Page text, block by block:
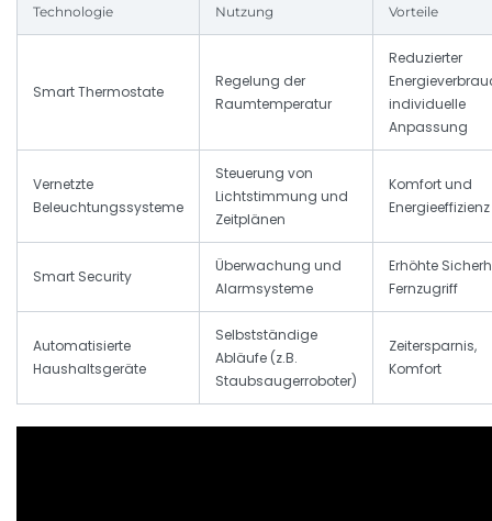
Technologie Nutzung Vorteile
Smart Thermostate
Regelung der
Raumtemperatur
Reduzierter
individuelle
Anpassung
Vernetzte
Beleuchtungssysteme
Steuerung von
Lichtstimmung und
Zeitplänen
Komfort und
Energieeffizienz
Smart Security
Überwachung und
Alarmsysteme
Erhöhte
Fernzugriff
Automatisierte
Haushaltsgeräte
Selbstständige
Abläufe (z.B.
Staubsaugerroboter)
Zeitersparnis,
Komfort